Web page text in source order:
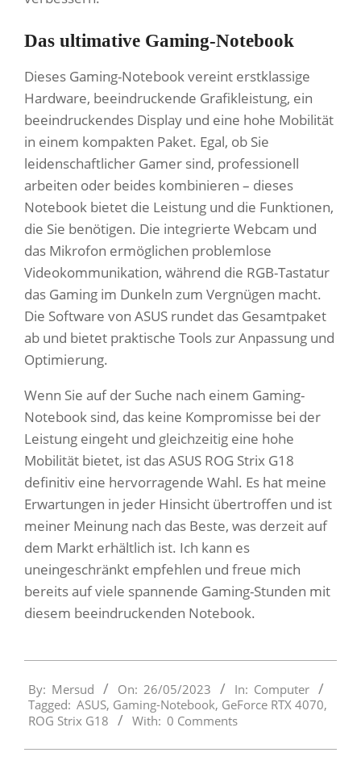
Das ultimative Gaming-Notebook
Dieses Gaming-Notebook vereint erstklassige
Hardware, beeindruckende Grafikleistung, ein
beeindruckendes Display und eine hohe Mobilität
in einem kompakten Paket. Egal, ob Sie
leidenschaftlicher Gamer sind, professionell
arbeiten oder beides kombinieren – dieses
Notebook bietet die Leistung und die Funktionen,
die Sie benötigen. Die integrierte Webcam und
das Mikrofon ermöglichen problemlose
Videokommunikation, während die RGB-Tastatur
das Gaming im Dunkeln zum Vergnügen macht.
Die Software von ASUS rundet das Gesamtpaket
ab und bietet praktische Tools zur Anpassung und
Optimierung.
Wenn Sie auf der Suche nach einem Gaming-
Notebook sind, das keine Kompromisse bei der
Leistung eingeht und gleichzeitig eine hohe
Mobilität bietet, ist das ASUS ROG Strix G18
definitiv eine hervorragende Wahl. Es hat meine
Erwartungen in jeder Hinsicht übertroffen und ist
meiner Meinung nach das Beste, was derzeit auf
dem Markt erhältlich ist. Ich kann es
uneingeschränkt empfehlen und freue mich
bereits auf viele spannende Gaming-Stunden mit
diesem beeindruckenden Notebook.
05-
26
By: Mersud On: 26/05/2023 In: Computer
Tagged: ASUS, Gaming-Notebook, GeForce RTX 4070,
ROG Strix G18
With: 0 Comments